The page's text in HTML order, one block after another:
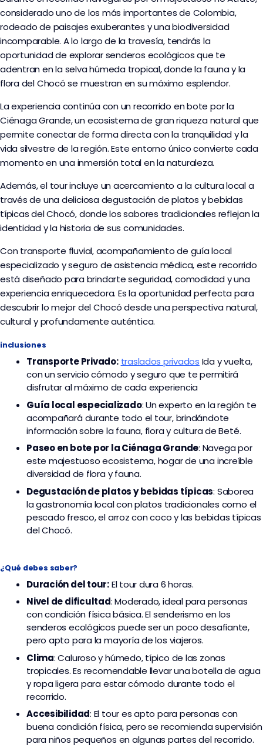
considerado uno de los más importantes de Colombia,
rodeado de paisajes exuberantes y una biodiversidad
incomparable. A lo largo de la travesía, tendrás la
oportunidad de explorar senderos ecológicos que te
adentran en la selva húmeda tropical, donde la fauna y la
flora del Chocó se muestran en su máximo esplendor.
La experiencia continúa con un recorrido en bote por la
Ciénaga Grande, un ecosistema de gran riqueza natural que
permite conectar de forma directa con la tranquilidad y la
vida silvestre de la región. Este entorno único convierte cada
momento en una inmersión total en la naturaleza.
Además, el tour incluye un acercamiento a la cultura local a
través de una deliciosa degustación de platos y bebidas
típicas del Chocó, donde los sabores tradicionales reflejan la
identidad y la historia de sus comunidades.
Con transporte fluvial, acompañamiento de guía local
especializado y seguro de asistencia médica, este recorrido
está diseñado para brindarte seguridad, comodidad y una
experiencia enriquecedora. Es la oportunidad perfecta para
descubrir lo mejor del Chocó desde una perspectiva natural,
cultural y profundamente auténtica.
inclusiones
TransportePrivado: traslados privados Ida y vuelta,
con un servicio cómodo y seguro que te permitirá
disfrutar al máximo de cada experiencia
Guía local especializado: Un experto en la región te
acompañará durante todo el tour, brindándote
información sobre la fauna, flora y cultura de Beté.
Paseo en bote por la Ciénaga Grande: Navega por
este majestuoso ecosistema, hogar de una increíble
diversidad de flora y fauna.
Degustación de platos y bebidas típicas: Saborea
la gastronomía local con platos tradicionales como el
pescado fresco, el arroz con coco y las bebidas típicas
del Chocó.
¿Qué debes saber?
Duración del tour:El tour dura 6 horas.
Nivel de dificultad: Moderado, ideal para personas
con condición física básica. El senderismo en los
senderos ecológicos puede ser un poco desafiante,
pero apto para la mayoría de los viajeros.
Clima: Caluroso y húmedo, típico de las zonas
tropicales. Es recomendable llevar una botella de agua
y ropa ligera para estar cómodo durante todo el
recorrido.
Accesibilidad: El tour es apto para personas con
buena condición física, pero se recomienda supervisión
para niños pequeños en algunas partes del recorrido.